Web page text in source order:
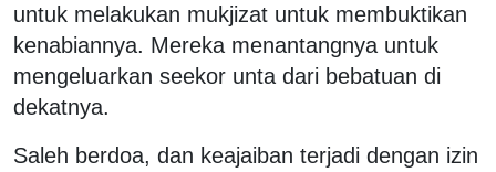
untuk melakukan mukjizat untuk membuktikan
kenabiannya. Mereka menantangnya untuk
mengeluarkan seekor unta dari bebatuan di
dekatnya.
Saleh berdoa, dan keajaiban terjadi dengan izin